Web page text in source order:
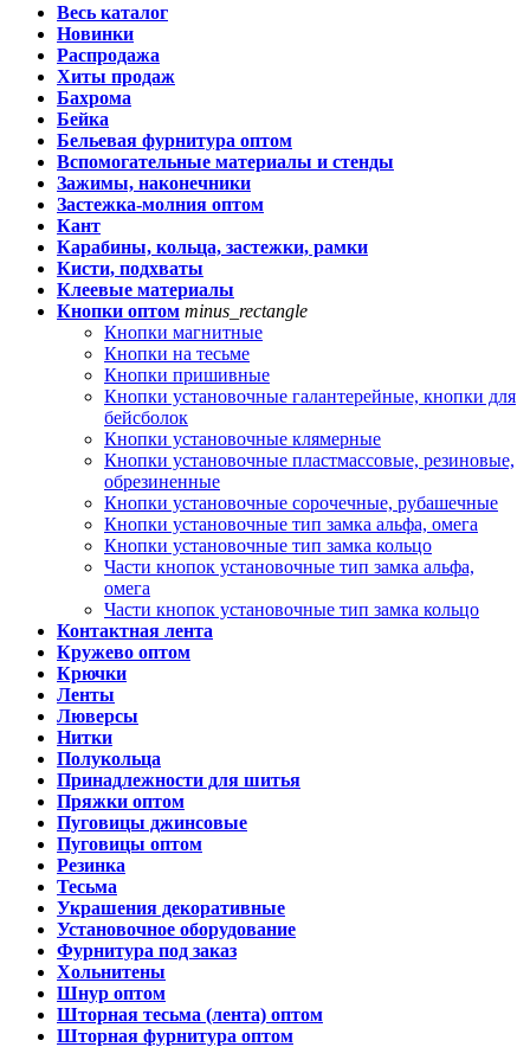
Весь каталог
Новинки
Распродажа
Хиты продаж
Бахрома
Бейка
Бельевая фурнитура оптом
Вспомогательные материалы и стенды
Зажимы, наконечники
Застежка-молния оптом
Кант
Карабины, кольца, застежки, рамки
Кисти, подхваты
Клеевые материалы
Кнопки оптом minus_rectangle
Кнопки магнитные
Кнопки на тесьме
Кнопки пришивные
Кнопки установочные галантерейные, кнопки для
бейсболок
Кнопки установочные клямерные
Кнопки установочные пластмассовые, резиновые,
обрезиненные
Кнопки установочные сорочечные, рубашечные
Кнопки установочные тип замка альфа, омега
Кнопки установочные тип замка кольцо
Части кнопок установочные тип замка альфа,
омега
Части кнопок установочные тип замка кольцо
Контактная лента
Кружево оптом
Крючки
Ленты
Люверсы
Нитки
Полукольца
Принадлежности для шитья
Пряжки оптом
Пуговицы джинсовые
Пуговицы оптом
Резинка
Тесьма
Украшения декоративные
Установочное оборудование
Фурнитура под заказ
Хольнитены
Шнур оптом
Шторная тесьма (лента) оптом
Шторная фурнитура оптом